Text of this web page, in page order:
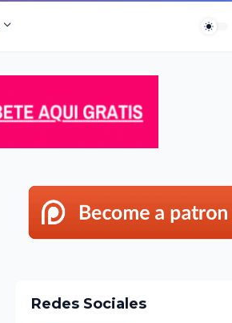
Redes Sociales